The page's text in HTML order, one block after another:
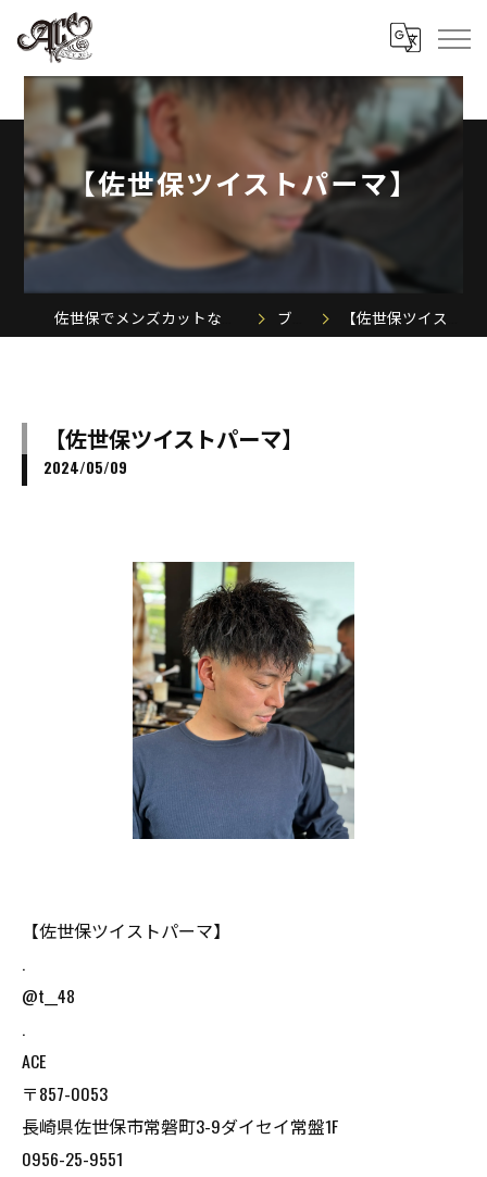
【佐世保ツイストパーマ】
ブログ 【佐世保ツイストパーマ】
【佐世保ツイストパーマ】
2024/05/09
【佐世保ツイストパーマ】
.
@t__48
.
ACE
〒857-0053
長崎県佐世保市常磐町3-9ダイセイ常盤1F
0956-25-9551